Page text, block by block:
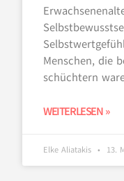
Menschen, die
schüchtern
WEITERLESEN »
Elke Aliatakis 13.